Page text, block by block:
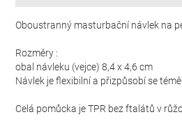
Oboustranný masturbační návlek na
Rozměry :
obal návleku (vejce) 8,4 x 4,6 cm
Návlek je flexibilní a přizpůsobí se
Celá pomůcka je TPR bez ftalátů v